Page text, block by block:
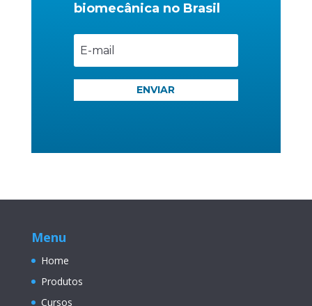
biomecânica no Brasil
ENVIAR
Menu
Home
Produtos
Cursos